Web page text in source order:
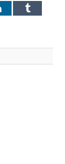
LinkedInTumblr